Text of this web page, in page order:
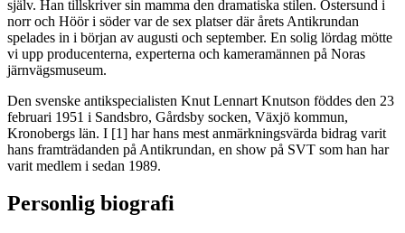
själv. Han tillskriver sin mamma den dramatiska stilen. Östersund i
norr och Höör i söder var de sex platser där årets Antikrundan
spelades in i början av augusti och september. En solig lördag mötte
vi upp producenterna, experterna och kameramännen på Noras
järnvägsmuseum.
Den svenske antikspecialisten Knut Lennart Knutson föddes den 23
februari 1951 i Sandsbro, Gårdsby socken, Växjö kommun,
Kronobergs län. I [1] har hans mest anmärkningsvärda bidrag varit
hans framträdanden på Antikrundan, en show på SVT som han har
varit medlem i sedan 1989.
Personlig biografi